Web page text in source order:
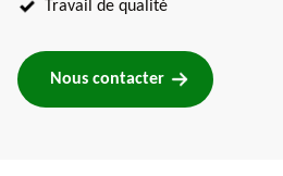
Travail de qualité
Nous contacter